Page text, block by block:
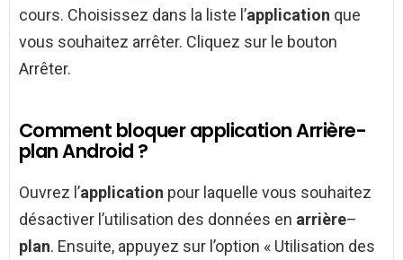
cours. Choisissez dans la liste l’application que
vous souhaitez arrêter. Cliquez sur le bouton
Arrêter.
Comment bloquer application Arrière-
plan Android ?
Ouvrez l’application pour laquelle vous souhaitez
désactiver l’utilisation des données en arrière–
plan. Ensuite, appuyez sur l’option « Utilisation des